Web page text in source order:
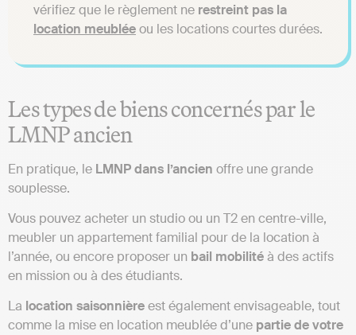
vérifiez que le règlement ne restreint pas la
location meubléeou les locations courtes durées.
Les types de biens concernés par le
LMNP ancien
En pratique, le LMNP dans l’ancien offre une grande
souplesse.
Vous pouvez acheter un studio ou un T2 en centre-ville,
meubler un appartement familial pour de la location à
l’année, ou encore proposer un bail mobilitéà des actifs
en mission ou à des étudiants.
La location saisonnièreest également envisageable, tout
comme la mise en location meublée d’une partie de votre